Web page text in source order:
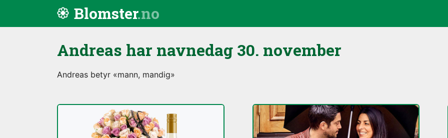
Blomster
Andreas har navnedag 30. november
Andreas betyr «mann, mandig»